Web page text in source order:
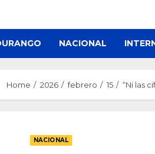
NACIONAL
Home 2026 febrero 15 “Ni las
NACIONAL